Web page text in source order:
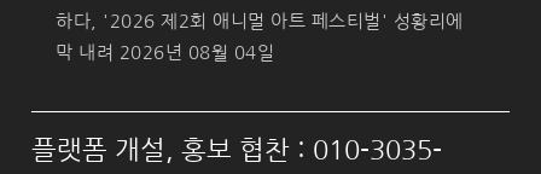
하다, '2026 제2회 애니멀 아트 페스티벌' 성황리에
막 내려 2026년 08월 04일
플랫폼 개설, 홍보 협찬 : 010-3035-